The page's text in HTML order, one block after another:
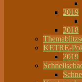
2019
2018
KETRE-
2019